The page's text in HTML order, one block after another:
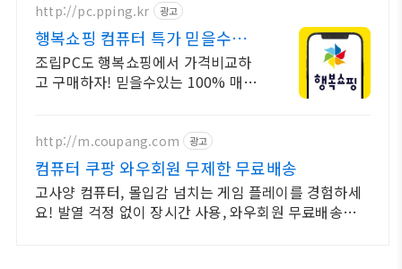
http://pc.pping.kr 광고
행복쇼핑 컴퓨터 특가 믿을수있는
100% 매매보호
조립PC도 행복쇼핑에서 가격비교하
고 구매하자! 믿을수있는 100% 매매
보세요
http://m.coupang.com 광고
컴퓨터 쿠팡 와우회원 무제한 무료배송
고사양 컴퓨터, 몰입감 넘치는 게임 플레이를 경험하세
요! 발열 걱정 없이 장시간 사용, 와우회원 무료배송으로